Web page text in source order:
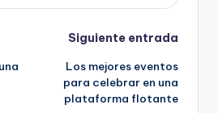
Siguiente entrada
Los mejores eventos
para celebrar en una
plataforma flotante